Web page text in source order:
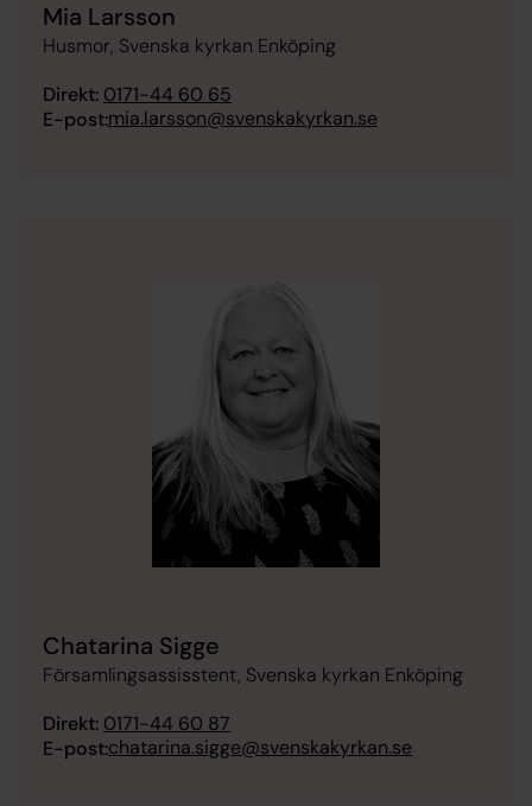
Mia Larsson
Husmor, Svenska kyrkan Enköping
Direkt: 0171-44 60 65
E-post:mia.larsson@svenskakyrkan.se
Chatarina Sigge
Församlingsassisstent, Svenska kyrkan Enköping
Direkt: 0171-44 60 87
E-post:chatarina.sigge@svenskakyrkan.se